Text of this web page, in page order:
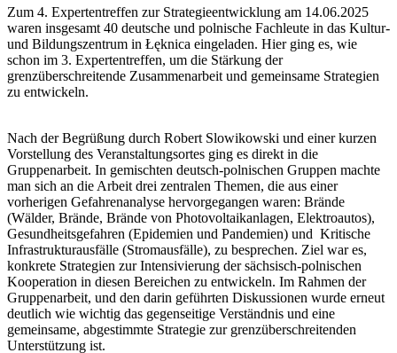
Zum 4. Expertentreffen zur Strategieentwicklung am 14.06.2025
waren insgesamt 40 deutsche und polnische Fachleute in das Kultur-
und Bildungszentrum in Łęknica eingeladen. Hier ging es, wie
schon im 3. Expertentreffen, um die Stärkung der
grenzüberschreitende Zusammenarbeit und gemeinsame Strategien
zu entwickeln.
Nach der Begrüßung durch Robert Slowikowski und einer kurzen
Vorstellung des Veranstaltungsortes ging es direkt in die
Gruppenarbeit. In gemischten deutsch-polnischen Gruppen machte
man sich an die Arbeit drei zentralen Themen, die aus einer
vorherigen Gefahrenanalyse hervorgegangen waren: Brände
(Wälder, Brände, Brände von Photovoltaikanlagen, Elektroautos),
Gesundheitsgefahren (Epidemien und Pandemien) und Kritische
Infrastrukturausfälle (Stromausfälle), zu besprechen. Ziel war es,
konkrete Strategien zur Intensivierung der sächsisch-polnischen
Kooperation in diesen Bereichen zu entwickeln. Im Rahmen der
Gruppenarbeit, und den darin geführten Diskussionen wurde erneut
deutlich wie wichtig das gegenseitige Verständnis und eine
gemeinsame, abgestimmte Strategie zur grenzüberschreitenden
Unterstützung ist.